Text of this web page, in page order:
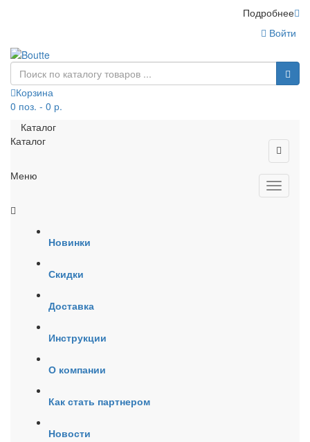
Подробнее
Войти
Корзина
0 поз. - 0 р.
Каталог
Каталог
Меню
Новинки
Скидки
Доставка
Инструкции
О компании
Как стать партнером
Новости